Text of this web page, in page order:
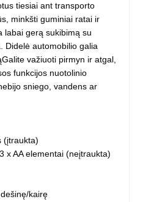
tiesiai ant transporto
minkšti guminiai ratai ir
labai gerą sukibimą su
Didelė automobilio galia
važiuoti pirmyn ir atgal,
funkcijos nuotolinio
sniego, vandens ar
(įtraukta)
x AA elementai (neįtraukta)
kairę